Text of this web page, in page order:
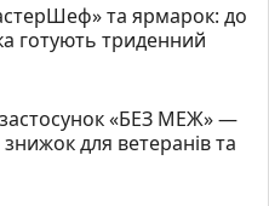
та ярмарок: до
готують триденний
застосунок «БЕЗ МЕЖ» —
для ветеранів та